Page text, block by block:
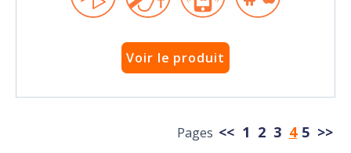
Voir le produit
Pages << 1 2 3 4 5 >>